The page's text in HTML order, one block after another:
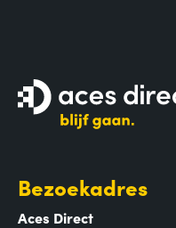
Bezoekadres
Aces Direct